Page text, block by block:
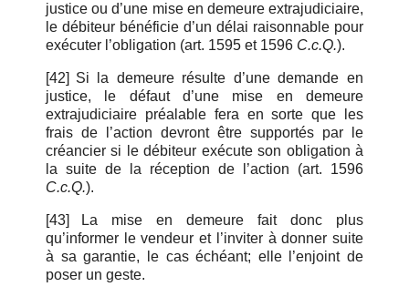
justice ou d’une mise en demeure extrajudiciaire,
le débiteur bénéficie d’un délai raisonnable pour
exécuter l’obligation (art. 1595 et 1596 C.c.Q.).
[42] Si la demeure résulte d’une demande en
justice, le défaut d’une mise en demeure
extrajudiciaire préalable fera en sorte que les
frais de l’action devront être supportés par le
créancier si le débiteur exécute son obligation à
la suite de la réception de l’action (art. 1596
C.c.Q.).
[43]
La mise en demeure fait donc plus
qu’informer le vendeur et l’inviter à donner suite
à sa garantie, le cas échéant; elle l’enjoint de
poser un geste.